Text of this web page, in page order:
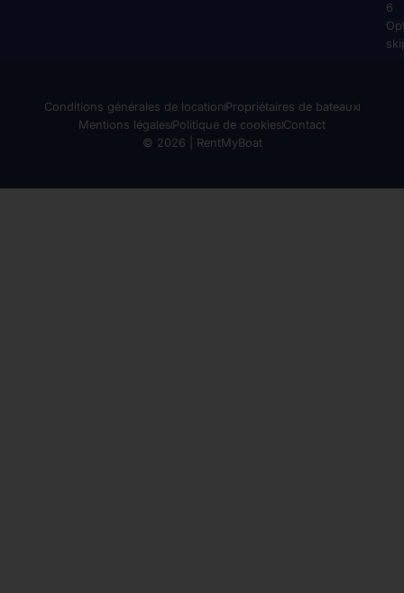
6
© 2026 | RentMyBoat
Conditions générales de location Propriétaires de bateaux
Mentions légales Politique de cookies Contact